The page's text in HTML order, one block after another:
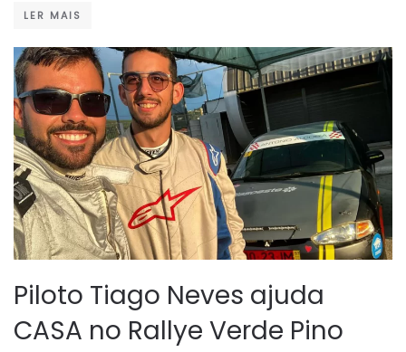
LER MAIS
Piloto Tiago Neves ajuda
CASA no Rallye Verde Pino